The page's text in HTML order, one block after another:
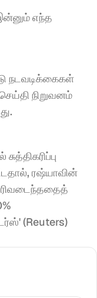
எந்த
நடவடிக்கைகள்
நிறுவனம்
ரஷ்யாவின்
(Reuters)